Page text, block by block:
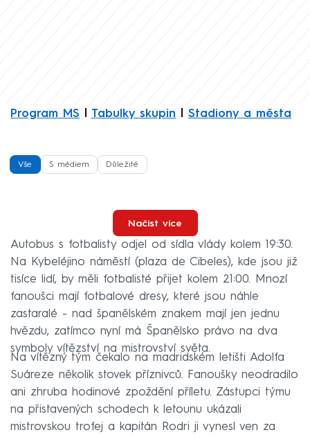
Program MS | Tabulky skupin | Stadiony a města
Vše S médiem Důležité
Načíst více
Autobus s fotbalisty odjel od sídla vlády kolem 19:30.
Na Kybeléjino náměstí (plaza de Cibeles), kde jsou již
tisíce lidí, by měli fotbalisté přijet kolem 21:00. Mnozí
fanoušci mají fotbalové dresy, které jsou náhle
zastaralé - nad španělském znakem mají jen jednu
hvězdu, zatímco nyní má Španělsko právo na dva
symboly vítězství na mistrovství světa.
Na vítězný tým čekalo na madridském letišti Adolfa
Suáreze několik stovek příznivců. Fanoušky neodradilo
ani zhruba hodinové zpoždění příletu. Zástupci týmu
na přistavených schodech k letounu ukázali
mistrovskou trofej a kapitán Rodri ji vynesl ven za